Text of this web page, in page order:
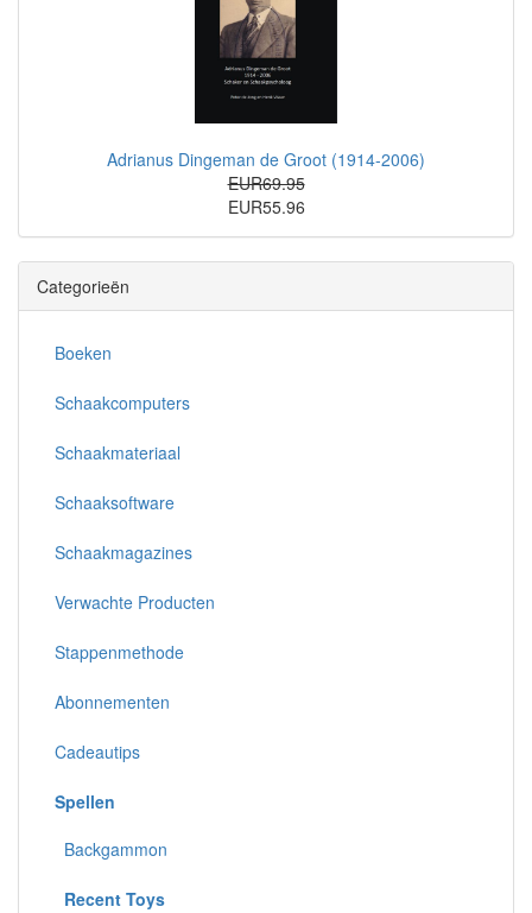
Adrianus Dingeman de Groot (1914-2006)
EUR69.95
EUR55.96
Categorieën
Boeken
Schaakcomputers
Schaakmateriaal
Schaaksoftware
Schaakmagazines
Verwachte Producten
Stappenmethode
Abonnementen
Cadeautips
Spellen
Backgammon
Recent Toys